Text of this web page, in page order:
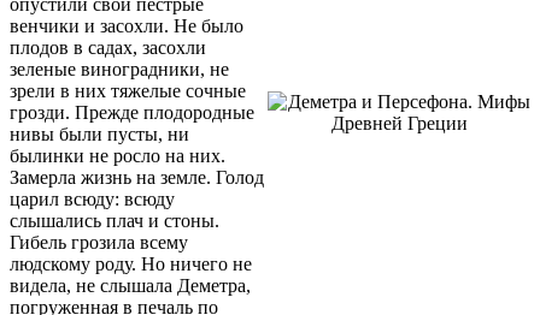
венчики и засохли. Не было
плодов в садах, засохли
зеленые виноградники, не
зрели в них тяжелые сочные
грозди. Прежде плодородные
нивы были пусты, ни
былинки не росло на них.
Замерла жизнь на земле. Голод
царил всюду: всюду
слышались плач и стоны.
Гибель грозила всему
людскому роду. Но ничего не
видела, не слышала Деметра,
погруженная в печаль по